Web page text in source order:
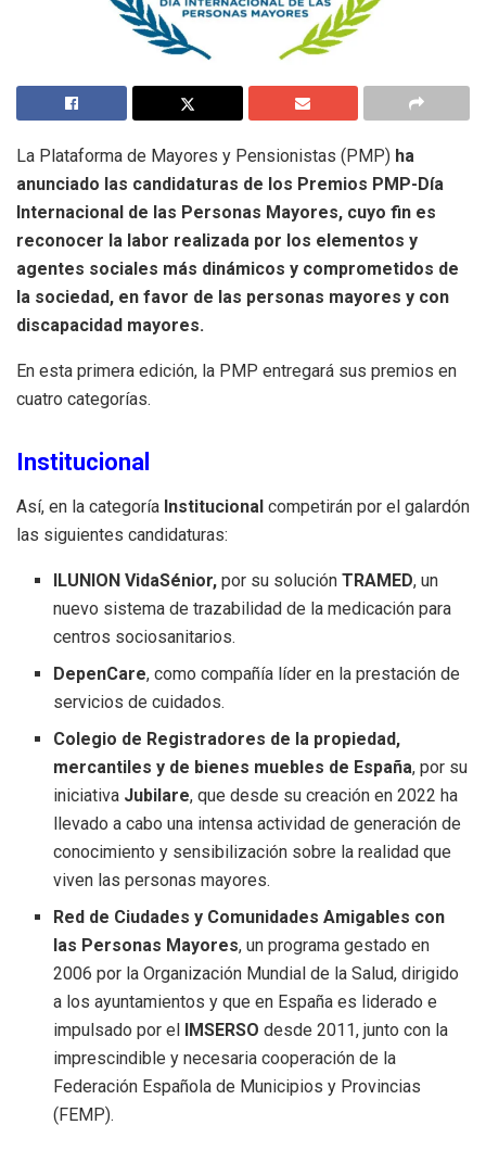
La Plataforma de Mayores y Pensionistas (PMP) ha
anunciado las candidaturas de los Premios PMP-Día
Internacional de las Personas Mayores, cuyo fin es
reconocer la labor realizada por los elementos y
agentes sociales más dinámicos y comprometidos de
la sociedad, en favor de las personas mayores y con
discapacidad mayores.
En esta primera edición, la PMP entregará sus premios en
cuatro categorías.
Institucional
Así, en la categoría Institucional competirán por el galardón
las siguientes candidaturas:
ILUNION VidaSénior, por su soluciónTRAMED, un
nuevo sistema de trazabilidad de la medicación para
centros sociosanitarios.
DepenCare, como compañía líder en la prestación de
servicios de cuidados.
Colegio de Registradores de la propiedad,
mercantiles y de bienes muebles de España, por su
iniciativa Jubilare, que desde su creación en 2022 ha
llevado a cabo una intensa actividad de generación de
conocimiento y sensibilización sobre la realidad que
viven las personas mayores.
Red de Ciudades y Comunidades Amigables con
las Personas Mayores, un programa gestado en
2006 por la Organización Mundial de la Salud, dirigido
a los ayuntamientos y que en España es liderado e
impulsado por el
IMSERSO desde 2011, junto con la
imprescindible y necesaria cooperación de la
Federación Española de Municipios y Provincias
(FEMP).